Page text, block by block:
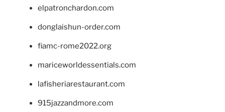
elpatronchardon.com
donglaishun-order.com
fiamc-rome2022.org
mariceworldessentials.com
lafisheriarestaurant.com
915jazzandmore.com